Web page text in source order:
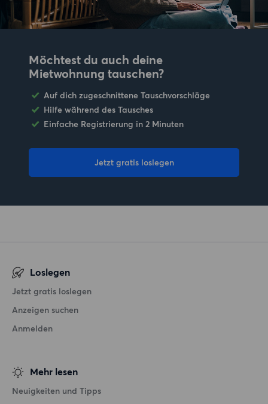
Möchtest du auch deine
Mietwohnung tauschen?
Auf dich zugeschnittene Tauschvorschläge
Hilfe während des Tausches
Einfache Registrierung in 2 Minuten
Jetzt gratis loslegen
Loslegen
Jetzt gratis loslegen
Anzeigen suchen
Anmelden
Mehr lesen
Neuigkeiten und Tipps